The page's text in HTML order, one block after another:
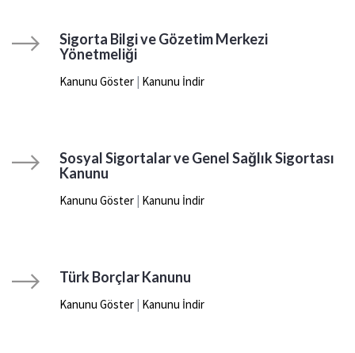
Sigorta Bilgi ve Gözetim Merkezi
Yönetmeliği
Kanunu Göster | Kanunu İndir
Sosyal Sigortalar ve Genel Sağlık Sigortası
Kanunu
Kanunu Göster | Kanunu İndir
Türk Borçlar Kanunu
Kanunu Göster | Kanunu İndir